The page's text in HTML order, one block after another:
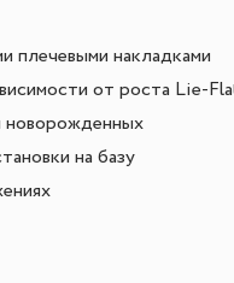
плечевыми накладками
от роста Lie-
новорожденных
на базу